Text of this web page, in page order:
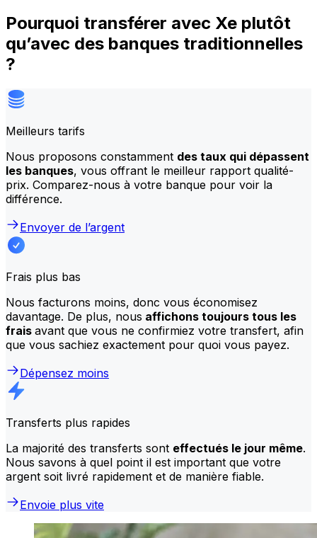
Pourquoi transférer avec Xe plutôt
qu’avec des banques traditionnelles
?
Meilleurs tarifs
Nous proposons constamment des taux qui dépassent
les banques, vous offrant le meilleur rapport qualité-
prix. Comparez-nous à votre banque pour voir la
différence.
Envoyer de l’argent
Frais plus bas
Nous facturons moins, donc vous économisez
davantage. De plus, nous affichons toujours tous les
frais avant que vous ne confirmiez votre transfert, afin
que vous sachiez exactement pour quoi vous payez.
Dépensez moins
Transferts plus rapides
La majorité des transferts sont effectués le jour même.
Nous savons à quel point il est important que votre
argent soit livré rapidement et de manière fiable.
Envoie plus vite